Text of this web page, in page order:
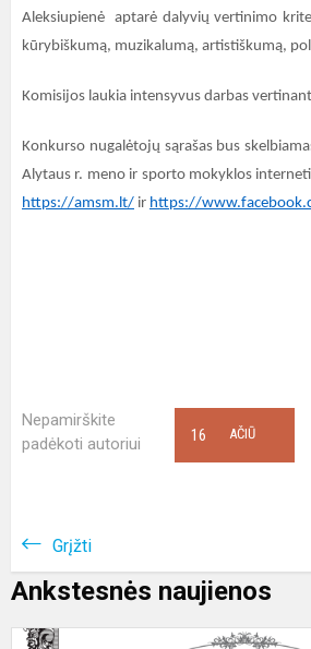
Aleksiupienė aptarė dalyvių vertinimo
kūrybiškumą, muzikalumą, artistiškumą,
Komisijos laukia intensyvus darbas
Konkurso nugalėtojų sąrašas bus
Alytaus r. meno ir sporto mokyklos
https://amsm.lt/ ir https://
Nepamirškite
padėkoti autoriui
AČIŪ
16
Grįžti
Ankstesnės naujienos